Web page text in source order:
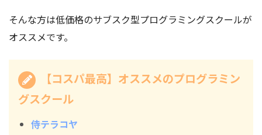
そんな方は低価格のサブスク型プログラミングスクールが
オススメです。
【コスパ最高】オススメのプログラミン
グスクール
侍テラコヤ